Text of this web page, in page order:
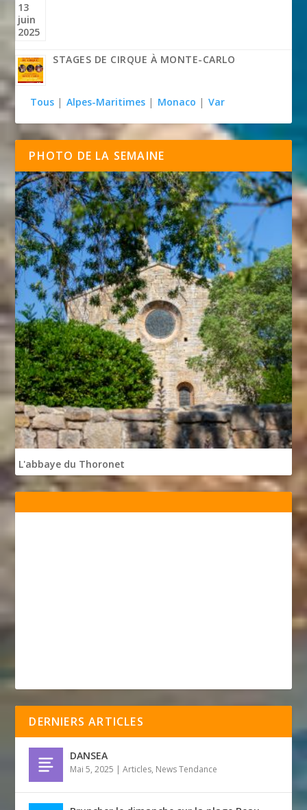
STAGES DE CIRQUE À MONTE-CARLO
Tous | Alpes-Maritimes | Monaco | Var
PHOTO DE LA SEMAINE
L'abbaye du Thoronet
DERNIERS ARTICLES
DANSEA
Mai 5, 2025 |Articles, News Tendance